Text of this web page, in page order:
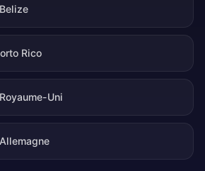
Rico
Uni